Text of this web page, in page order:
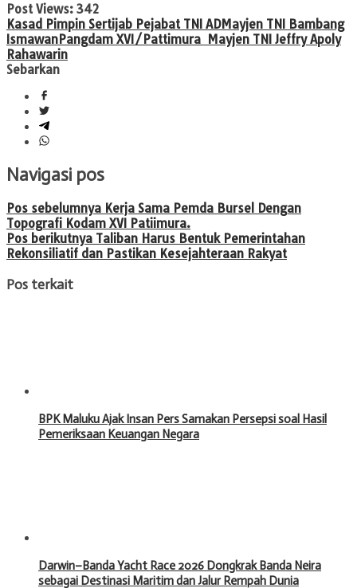
Post Views: 342
Kasad Pimpin Sertijab Pejabat TNI ADMayjen TNI Bambang
IsmawanPangdam XVI/Pattimura Mayjen TNI Jeffry Apoly
Rahawarin
Sebarkan
Navigasi pos
Pos sebelumnya Kerja Sama Pemda Bursel Dengan
Topografi Kodam XVI Patiimura.
Pos berikutnya Taliban Harus Bentuk Pemerintahan
Rekonsiliatif dan Pastikan Kesejahteraan Rakyat
Pos terkait
BPK Maluku Ajak Insan Pers Samakan Persepsi soal Hasil
Pemeriksaan Keuangan Negara
Darwin–Banda Yacht Race 2026 Dongkrak Banda Neira
sebagai Destinasi Maritim dan Jalur Rempah Dunia